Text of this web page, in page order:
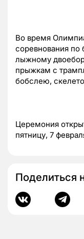
Во время
соревнования
лыжному
прыжкам с
бобслею,
Церемония
пятницу, 7
Поделиться